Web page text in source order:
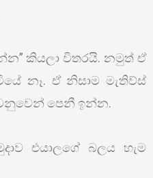
කියලා විතරයි. නමුත් ඒ
නෑ. ඒ නිසාම මැතිව්ස්
පෙනී ඉන්න.
එයාලගේ බලය හැම